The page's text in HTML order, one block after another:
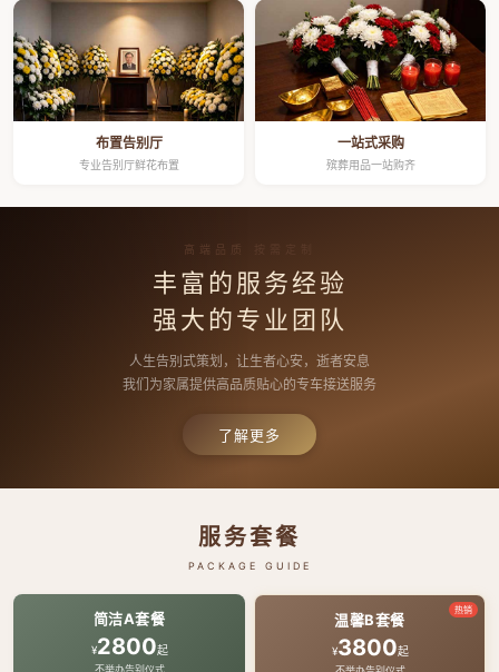
布置告别厅
专业告别厅鲜花布置
一站式采购
殡葬用品一站购齐
高端品质 按需定制
丰富的服务经验
强大的专业团队
人生告别式策划，让生者心安，逝者安息
我们为家属提供高品质贴心的专车接送服务
了解更多
服务套餐
PACKAGE GUIDE
简洁A套餐
¥2800起
不举办告别仪式
热销
温馨B套餐
¥3800起